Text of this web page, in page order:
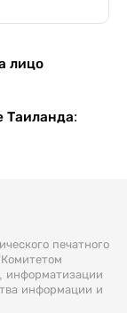
лицо
Таиланда:
печатного
информатизации
информации и